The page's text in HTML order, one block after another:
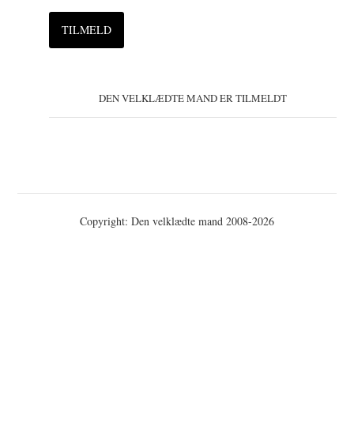
DEN VELKLÆDTE MAND ER TILMELDT
Copyright: Den velklædte mand 2008-2026